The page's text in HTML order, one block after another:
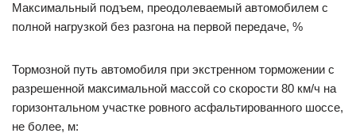
Максимальный подъем, преодолеваемый автомобилем с
полной нагрузкой без разгона на первой передаче, %
Тормозной путь автомобиля при экстренном торможении с
разрешенной максимальной массой со скорости 80 км/ч на
горизонтальном участке ровного асфальтированного шоссе,
не более, м: